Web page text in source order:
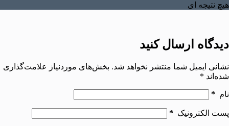
هیچ نتیجه ای
دیدگاه ارسال کنید
نشانی ایمیل شما منتشر نخواهد شد. بخش‌های موردنیاز علامت‌گذاری
شده‌اند *
نام *
پست الکترونیک *